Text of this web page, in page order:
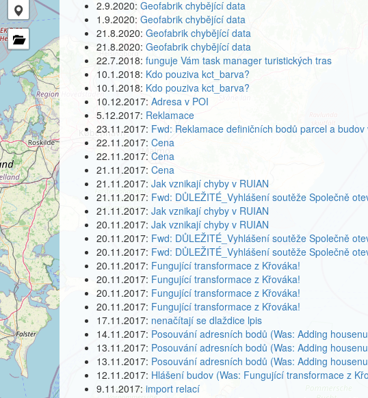
2.9.2020: Geofabrik chybějící data
1.9.2020: Geofabrik chybějící data
21.8.2020: Geofabrik chybějící data
21.8.2020: Geofabrik chybějící data
22.7.2018: funguje Vám task manager turistických tras
10.1.2018: Kdo pouziva kct_barva?
10.1.2018: Kdo pouziva kct_barva?
10.12.2017: Adresa v POI
5.12.2017: Reklamace
23.11.2017: Fwd: Reklamace definičních bodů parcel a
22.11.2017: Cena
22.11.2017: Cena
21.11.2017: Cena
21.11.2017: Jak vznikají chyby v RUIAN
21.11.2017: Fwd: DŮLEŽITÉ_Vyhlášení soutěže Společně
21.11.2017: Jak vznikají chyby v RUIAN
20.11.2017: Jak vznikají chyby v RUIAN
20.11.2017: Fwd: DŮLEŽITÉ_Vyhlášení soutěže Společně
20.11.2017: Fwd: DŮLEŽITÉ_Vyhlášení soutěže Společně
20.11.2017: Fungující transformace z Křováka!
20.11.2017: Fungující transformace z Křováka!
20.11.2017: Fungující transformace z Křováka!
20.11.2017: Fungující transformace z Křováka!
17.11.2017: nenačítají se dlaždice lpis
14.11.2017: Posouvání adresních bodů (Was: Adding
13.11.2017: Posouvání adresních bodů (Was: Adding
13.11.2017: Posouvání adresních bodů (Was: Adding
12.11.2017: Hlášení budov (Was: Fungující transformace z
9.11.2017: import relací